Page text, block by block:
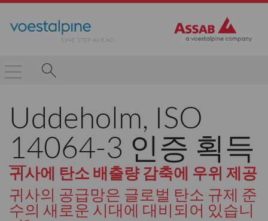
Uddeholm, ISO
14064-3 인증 획득
귀사에 탄소 배출량 감축에 우위 제공
귀사의 공급망은 글로벌 탄소 규제 준
수의 새로운 시대에 대비되어 있습니